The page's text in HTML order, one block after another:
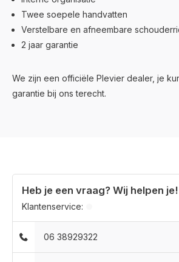
Twee soepele handvatten
Verstelbare en afneembare
2 jaar garantie
We zijn een officiële Plevier dealer, je
garantie bij ons terecht.
Heb je een vraag? Wij helpen je!
Klantenservice:
06 38929322